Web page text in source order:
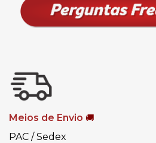
Meios de Envio 🚚
PAC / Sedex